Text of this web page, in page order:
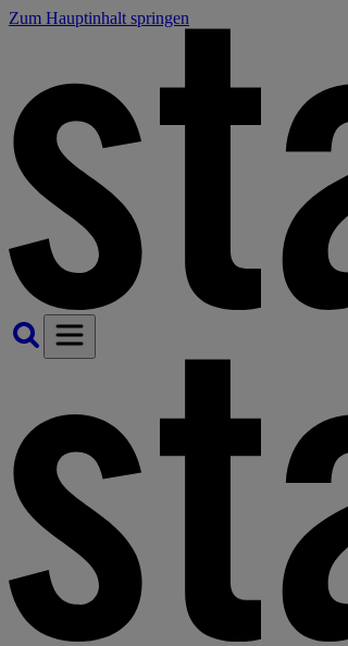
Zum Hauptinhalt springen